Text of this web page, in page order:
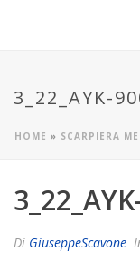
3_22_AYK-
HOME » SCARPIERA
Di GiuseppeScavone